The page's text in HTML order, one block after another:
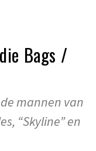
Bags /
mannen van
“Skyline” en